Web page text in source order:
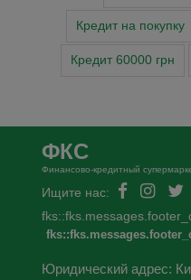
Кредит на покупку
Кредит 60000 грн
ФКС
Финансово-кредитный
Ищите нас:
Юридический адрес: